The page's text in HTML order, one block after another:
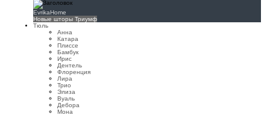
EvrikaHome
Новые шторы Триумф
Тюль
Анна
Катара
Плиссе
Бамбук
Ирис
Дентель
Флоренция
Лира
Трио
Элиза
Вуаль
Дебора
Мона